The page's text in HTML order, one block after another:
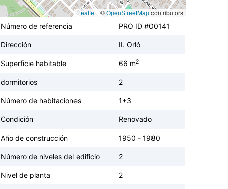
Leaflet | ©OpenStreetMapcontributors
Número de referencia
PRO ID #00141
Dirección II. Orló
Superficie habitable 66 m2
dormitorios 2
Número de habitaciones 1+3
Condición Renovado
Año de construcción 1950 - 1980
Número de niveles del edificio 2
Nivel de planta 2